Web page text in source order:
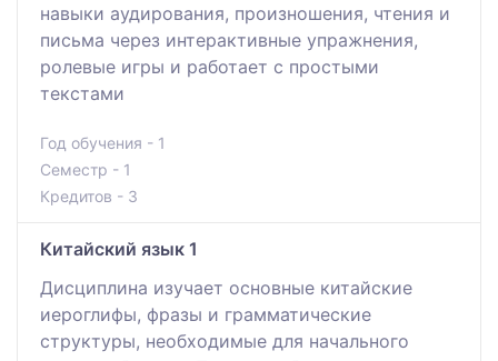
навыки аудирования, произношения, чтения и
письма через интерактивные упражнения,
ролевые игры и работает с простыми
текстами
Год обучения - 1
Семестр - 1
Кредитов - 3
Китайский язык 1
Дисциплина изучает основные китайские
иероглифы, фразы и грамматические
структуры, необходимые для начального